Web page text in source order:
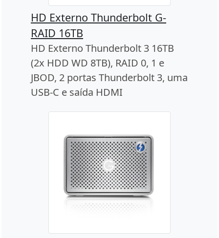
HD Externo Thunderbolt G-
RAID 16TB
HD Externo Thunderbolt 3 16TB
(2x HDD WD 8TB), RAID 0, 1 e
JBOD, 2 portas Thunderbolt 3, uma
USB-C e saída HDMI